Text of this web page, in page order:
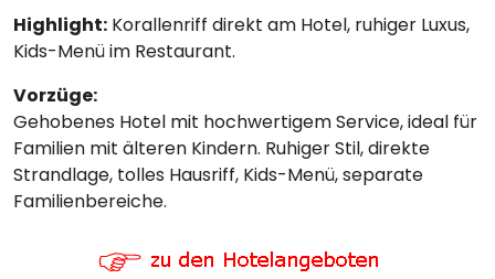
Highlight: Korallenriff direkt am Hotel, ruhiger Luxus,
Kids-Menü im Restaurant.
Vorzüge:
Gehobenes Hotel mit hochwertigem Service, ideal für
Familien mit älteren Kindern. Ruhiger Stil, direkte
Strandlage, tolles Hausriff, Kids-Menü, separate
Familienbereiche.